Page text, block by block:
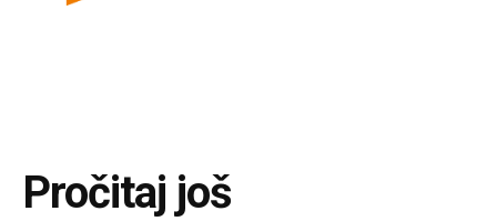
Pročitaj još